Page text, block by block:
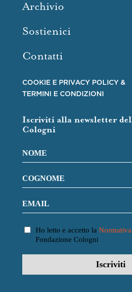
Archivio
Sostienici
Contatti
COOKIE E PRIVACY POLICY &
TERMINI E CONDIZIONI
Iscriviti alla newsletter
Cologni
Ho letto e accetto la
Fondazione Cologni